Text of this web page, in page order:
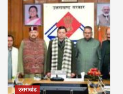
उत्तराखंड